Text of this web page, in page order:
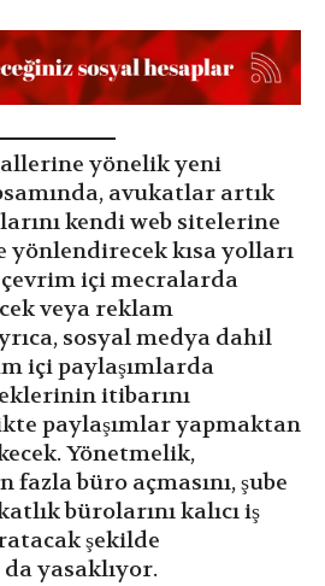
yönelik yeni
avukatlar artık
kendi web sitelerine
yönlendirecek kısa yolları
içi mecralarda
veya reklam
sosyal medya dahil
içi paylaşımlarda
itibarını
paylaşımlar yapmaktan
Yönetmelik,
büro açmasını, şube
bürolarını kalıcı iş
şekilde
yasaklıyor.